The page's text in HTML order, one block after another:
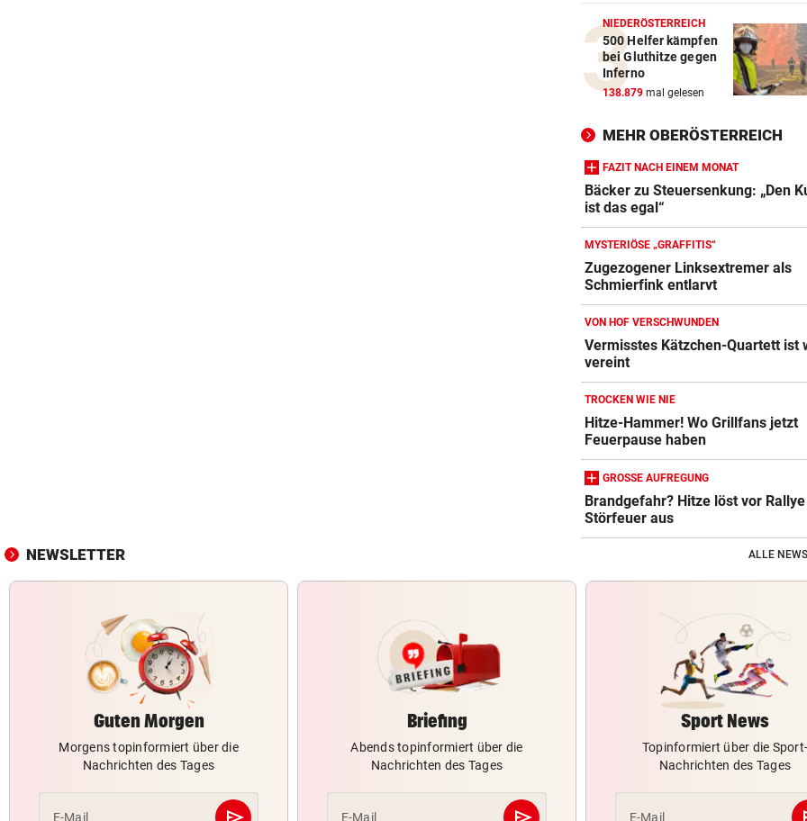
NIEDERÖSTERREICH
500 Helfer kämpfen
bei Gluthitze gegen
Inferno
138.879 mal gelesen
MEHR OBERÖSTERREICH
FAZIT NACH EINEM MONAT
Bäcker zu Steuersenkung: „Den
ist das egal“
MYSTERIÖSE „GRAFFITIS“
Zugezogener Linksextremer als
Schmierfink entlarvt
VON HOF VERSCHWUNDEN
Vermisstes Kätzchen-Quartett ist
vereint
TROCKEN WIE NIE
Hitze-Hammer! Wo Grillfans jetzt
Feuerpause haben
GROSSE AUFREGUNG
Brandgefahr? Hitze löst vor Rallye
Störfeuer aus
NEWSLETTER ALLE
Guten Morgen
Morgens topinformiert über die
Nachrichten des Tages
E-Mail
Briefing
Abends topinformiert über die
Nachrichten des Tages
E-Mail
Sport News
Topinformiert über die Sport-
Nachrichten des Tages
E-Mail